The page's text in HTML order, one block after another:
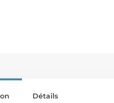
Détails